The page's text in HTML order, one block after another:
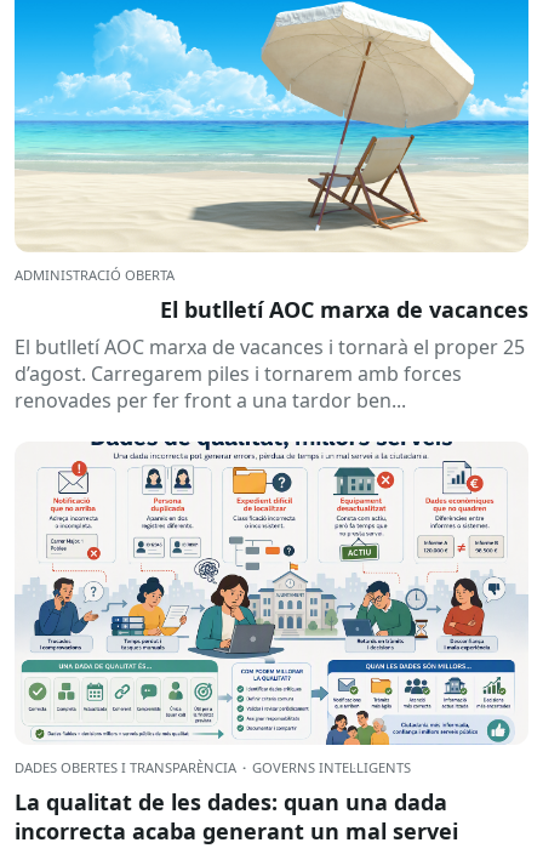
ADMINISTRACIÓ OBERTA
El butlletí AOC marxa de vacances
El butlletí AOC marxa de vacances i tornarà el proper 25
d’agost. Carregarem piles i tornarem amb forces
renovades per fer front a una tardor ben...
DADES OBERTES I TRANSPARÈNCIA · GOVERNS INTEL·LIGENTS
La qualitat de les dades: quan una dada
incorrecta acaba generant un mal servei